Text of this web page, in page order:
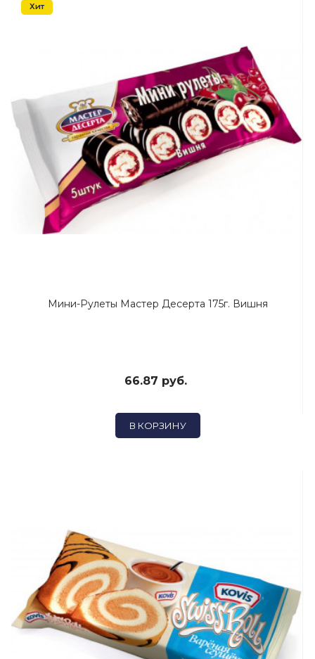
Хит
Мини-Рулеты Мастер Десерта 175г. Вишня
66.87 руб.
В КОРЗИНУ